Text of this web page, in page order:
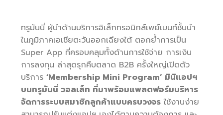
ทรูมันนี่ ผู้นำด้านบริการอิเล็กทรอนิกส์เพย์เมนท์ชั้นนำ
ในภูมิภาคเอเชียตะวันออกเฉียงใต้ ตอกย้ำการเป็น
Super App ที่ครอบคลุมทั้งด้านการใช้จ่าย การเงิน
การลงทุน ล่าสุดรุกคืบตลาด B2B ครั้งใหญ่เปิดตัว
บริการ ‘Membership Mini Program’ มินิแอปฯ
บนทรูมันนี่ วอลเล็ท ที่มาพร้อมแพลตฟอร์มบริหาร
จัดการระบบสมาชิกลูกค้าแบบครบวงจร ใช้งานง่าย